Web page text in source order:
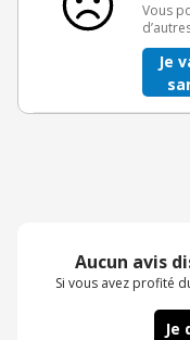
Vous
Je
Aucun avis
Si vous avez profité
Je